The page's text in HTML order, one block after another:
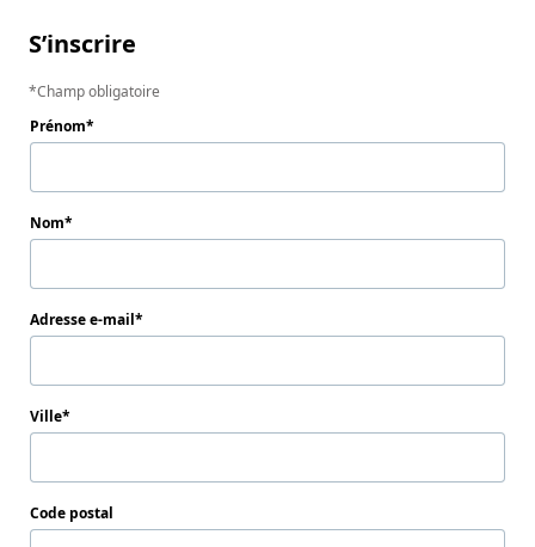
S’inscrire
Champ obligatoire
Prénom
Nom
Adresse e-mail
Ville
Code postal